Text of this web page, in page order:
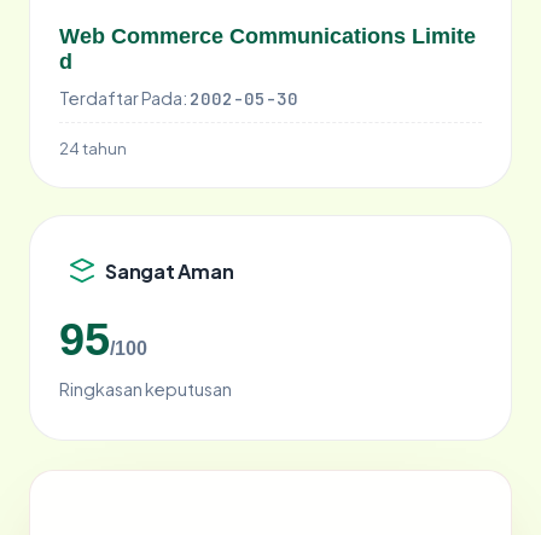
Web Commerce Communications Limite
d
Terdaftar Pada: 2002-05-30
24 tahun
Sangat Aman
95/100
Ringkasan keputusan